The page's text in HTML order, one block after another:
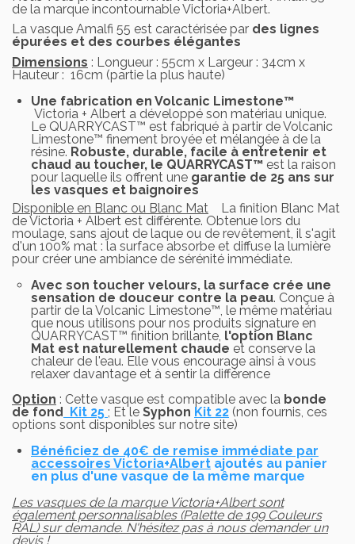
de la marque incontournable Victoria+Albert.
La vasque Amalfi 55 est caractérisée par des lignes
épurées et des courbes élégantes
Dimensions : Longueur : 55cm x Largeur : 34cm x
Hauteur : 16cm (partie la plus haute)
Une fabrication en Volcanic Limestone™
Victoria + Albert a développé son matériau unique.
Le QUARRYCAST™ est fabriqué à partir de Volcanic
Limestone™ finement broyée et mélangée à de la
résine. Robuste, durable, facile à entretenir et
chaud au toucher, le QUARRYCAST™ est la raison
pour laquelle ils offrent une garantie de 25 ans sur
les vasques et baignoires
Disponible en Blanc ou Blanc Mat La finition Blanc Mat
de Victoria + Albert est différente. Obtenue lors du
moulage, sans ajout de laque ou de revêtement, il s'agit
d'un 100% mat : la surface absorbe et diffuse la lumière
pour créer une ambiance de sérénité immédiate.
Avec son toucher velours, la surface crée une
sensation de douceur contre la peau. Conçue à
partir de la Volcanic Limestone™, le même matériau
que nous utilisons pour nos produits signature en
QUARRYCAST™ finition brillante, l'option Blanc
Mat est naturellement chaude et conserve la
chaleur de l'eau. Elle vous encourage ainsi à vous
relaxer davantage et à sentir la différence
Option : Cette vasque est compatible avec la bonde
de fond
Kit 25 ; Et le Syphon Kit 22 (non fournis, ces
options sont disponibles sur notre site)
Bénéficiez de 40€ de remise immédiate par
accessoires Victoria+Albert ajoutés au panier
en plus d'une vasque de la même marque
Les vasques de la marque Victoria+Albert sont
également personnalisables (Palette de 199 Couleurs
RAL) sur demande. N'hésitez pas à nous demander un
devis !